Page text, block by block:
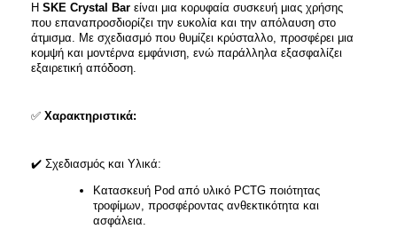
Η SKE Crystal Bar είναι μια κορυφαία συσκευή μιας χρήσης
που επαναπροσδιορίζει την ευκολία και την απόλαυση στο
άτμισμα. Με σχεδιασμό που θυμίζει κρύσταλλο, προσφέρει μια
κομψή και μοντέρνα εμφάνιση, ενώ παράλληλα εξασφαλίζει
εξαιρετική απόδοση.​
✅ Χαρακτηριστικά:
✔️ Σχεδιασμός και Υλικά:
Κατασκευή Pod από υλικό PCTG ποιότητας
τροφίμων, προσφέροντας ανθεκτικότητα και
ασφάλεια.​